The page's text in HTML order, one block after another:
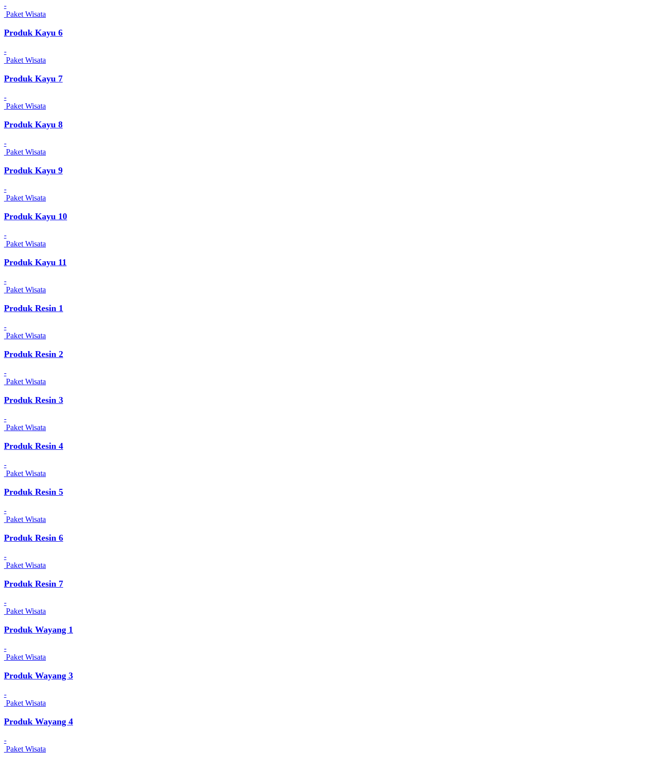
-
Paket Wisata
Produk Kayu 6
-
Paket Wisata
Produk Kayu 7
-
Paket Wisata
Produk Kayu 8
-
Paket Wisata
Produk Kayu 9
-
Paket Wisata
Produk Kayu 10
-
Paket Wisata
Produk Kayu 11
-
Paket Wisata
Produk Resin 1
-
Paket Wisata
Produk Resin 2
-
Paket Wisata
Produk Resin 3
-
Paket Wisata
Produk Resin 4
-
Paket Wisata
Produk Resin 5
-
Paket Wisata
Produk Resin 6
-
Paket Wisata
Produk Resin 7
-
Paket Wisata
Produk Wayang 1
-
Paket Wisata
Produk Wayang 3
-
Paket Wisata
Produk Wayang 4
-
Paket Wisata